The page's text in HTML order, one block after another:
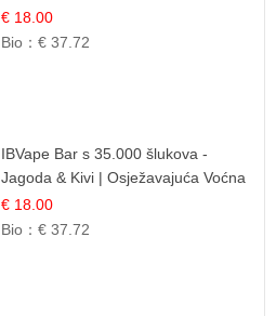
Slatki Okus
€ 18.00
Bio：€ 37.72
IBVape Bar s 35.000 šlukova -
Jagoda & Kivi | Osježavajuća Voćna
Mješavina
€ 18.00
Bio：€ 37.72